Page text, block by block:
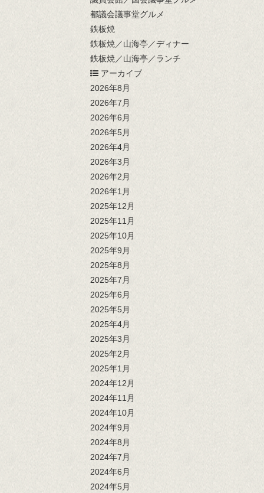
都議会議事堂グルメ
鉄板焼
鉄板焼／山海亭／ディナー
鉄板焼／山海亭／ランチ
アーカイブ
2026年8月
2026年7月
2026年6月
2026年5月
2026年4月
2026年3月
2026年2月
2026年1月
2025年12月
2025年11月
2025年10月
2025年9月
2025年8月
2025年7月
2025年6月
2025年5月
2025年4月
2025年3月
2025年2月
2025年1月
2024年12月
2024年11月
2024年10月
2024年9月
2024年8月
2024年7月
2024年6月
2024年5月